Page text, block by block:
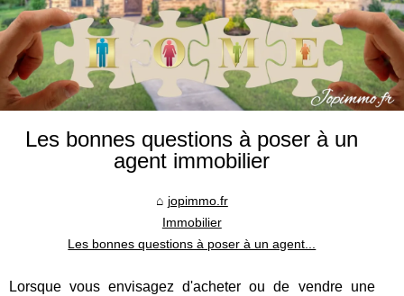
Les bonnes questions à poser à un
agent immobilier
jopimmo.fr
Immobilier
Les bonnes questions à poser à un agent...
Lorsque vous envisagez d'acheter ou de vendre une